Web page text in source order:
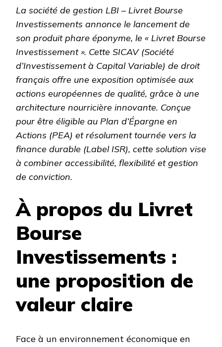
La société de gestion LBI – Livret Bourse
Investissements annonce le lancement de
son produit phare éponyme, le « Livret Bourse
Investissement ». Cette SICAV (Société
d’Investissement à Capital Variable) de droit
français offre une exposition optimisée aux
actions européennes de qualité, grâce à une
architecture nourricière innovante. Conçue
pour être éligible au Plan d’Épargne en
Actions (PEA) et résolument tournée vers la
finance durable (Label ISR), cette solution vise
à combiner accessibilité, flexibilité et gestion
de conviction.
À propos du Livret
Bourse
Investissements :
une proposition de
valeur claire
Face à un environnement économique en